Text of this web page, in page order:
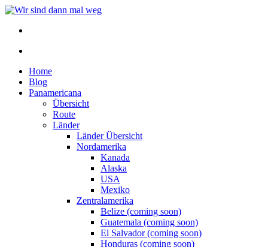
Home
Blog
Panamericana
Übersicht
Route
Länder
Länder Übersicht
Nordamerika
Kanada
Alaska
USA
Mexiko
Zentralamerika
Belize (coming soon)
Guatemala (coming soon)
El Salvador (coming soon)
Honduras (coming soon)